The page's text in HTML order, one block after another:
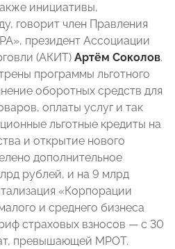
инициативы,
говорит член Правления
президент Ассоциации
(АКИТ) Артём Соколов.
программы льготного
оборотных средств для
оплаты услуг и так
льготные кредиты на
и открытие нового
дополнительное
рублей, и на 9 млрд
«Корпорации
и среднего бизнеса
страховых взносов — с 30
превышающей МРОТ.